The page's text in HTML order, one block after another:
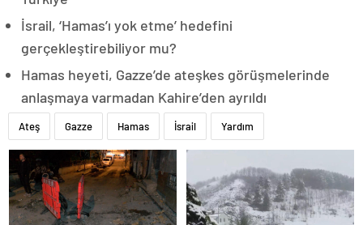
İsrail, ‘Hamas’ı yok etme’ hedefini
gerçekleştirebiliyor mu?
Hamas heyeti, Gazze’de ateşkes görüşmelerinde
anlaşmaya varmadan Kahire’den ayrıldı
Ateş Gazze Hamas İsrail Yardım